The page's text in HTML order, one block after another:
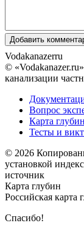
Vodakanazerru
©
канализации
Вопрос
Карта глубин
Тесты и
© 2026
установкой
источник
Карта глубин
Российская карта
Спасибо!